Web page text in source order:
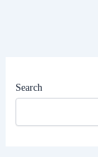
Search